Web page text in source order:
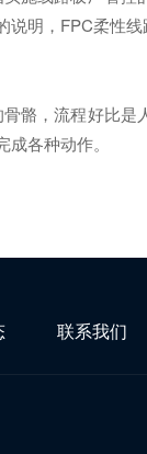
明，FPC柔性
，流程好比
各种动作。
联系我们